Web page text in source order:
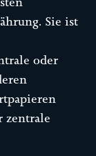
Sie ist
oder
zentrale